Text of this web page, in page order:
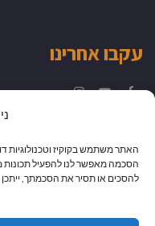
האתר משתמש בקוקיז וטכנולוגיות
הסכמה מאפשר לנו להפעיל
להסכים או תסיר את הסכמתך,
עקבו אחרינו